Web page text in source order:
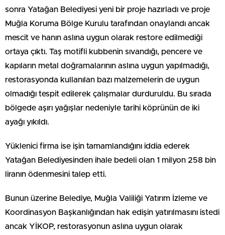
sonra Yatağan Belediyesi yeni bir proje hazırladı ve proje
Muğla Koruma Bölge Kurulu tarafından onaylandı ancak
mescit ve hanın aslına uygun olarak restore edilmediği
ortaya çıktı. Taş motifli kubbenin sıvandığı, pencere ve
kapıların metal doğramalarının aslına uygun yapılmadığı,
restorasyonda kullanılan bazı malzemelerin de uygun
olmadığı tespit edilerek çalışmalar durduruldu. Bu sırada
bölgede aşırı yağışlar nedeniyle tarihi köprünün de iki
ayağı yıkıldı.
Yüklenici firma ise işin tamamlandığını iddia ederek
Yatağan Belediyesinden ihale bedeli olan 1 milyon 258 bin
liranın ödenmesini talep etti.
Bunun üzerine Belediye, Muğla Valiliği Yatırım İzleme ve
Koordinasyon Başkanlığından hak edişin yatırılmasını istedi
ancak YİKOP, restorasyonun aslına uygun olarak